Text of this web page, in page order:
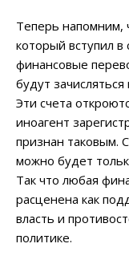
Теперь напомним,
который вступил в
финансовые
будут
Эти счета
иноагент
признан таковым.
можно будет
Так что любая
расценена как
власть и
политике.